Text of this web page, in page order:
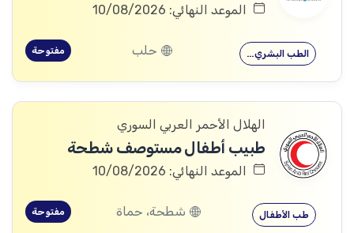
الموعد النهائي: 10/08/2026
الطب البشري… حلب مفتوحة
الهلال الأحمر العربي السوري
طبيب أطفال مستوصف شطحة
الموعد النهائي: 10/08/2026
طب الأطفال شطحة، حماة مفتوحة